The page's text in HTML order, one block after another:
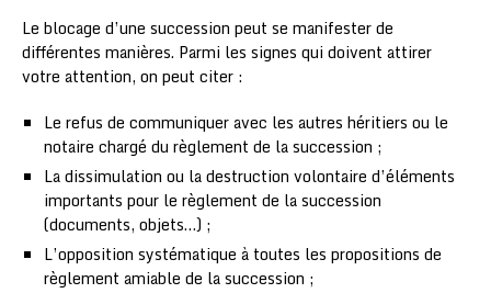
Le blocage d’une succession peut se manifester de
différentes manières. Parmi les signes qui doivent attirer
votre attention, on peut citer :
Le refus de communiquer avec les autres héritiers ou le
notaire chargé du règlement de la succession ;
La dissimulation ou la destruction volontaire d’éléments
importants pour le règlement de la succession
(documents, objets…) ;
L’opposition systématique à toutes les propositions de
règlement amiable de la succession ;